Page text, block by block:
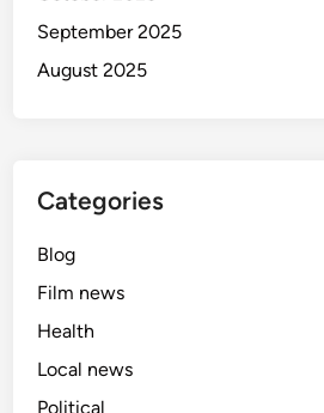
September 2025
August 2025
Categories
Blog
Film news
Health
Local news
Political